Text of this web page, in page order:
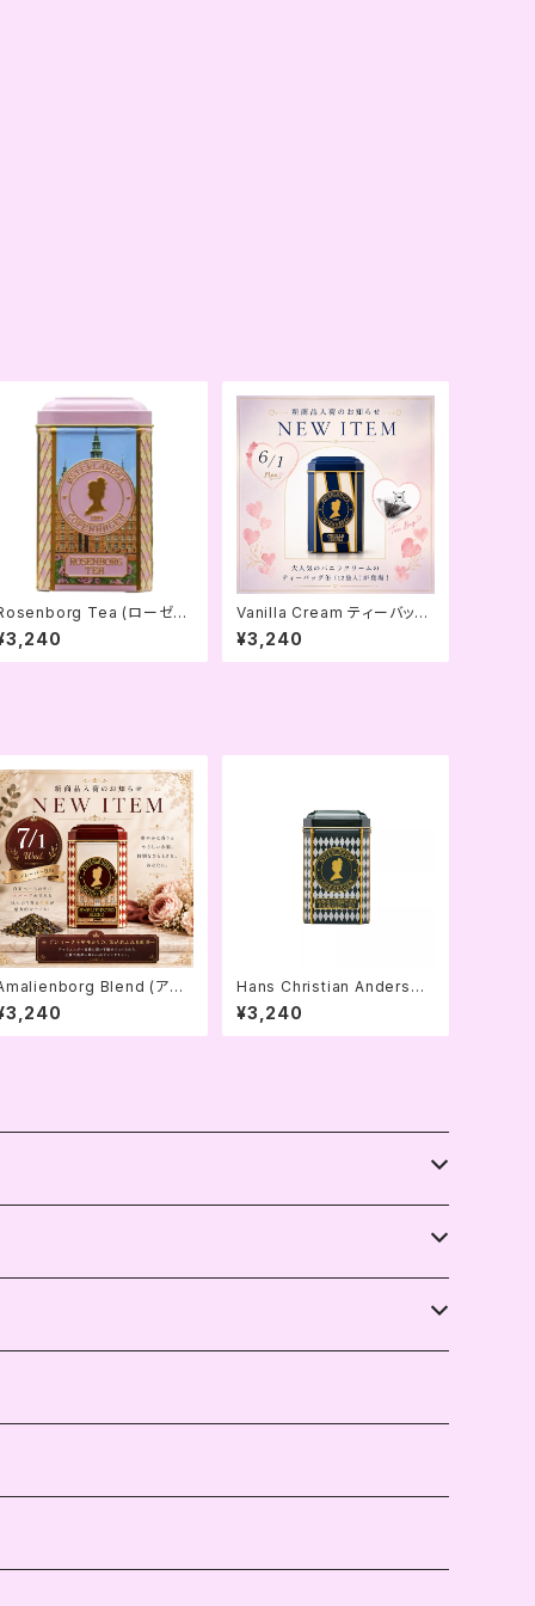
Tea (ローゼン
ーティー) ティーバッグ缶
Vanilla Cream ティーバッグ
缶
¥3,240
Blend (アマ
エンボーブレンド) ティーバ
グ缶
Hans Christian Andersen
Tea ティーバッグ缶
¥3,240